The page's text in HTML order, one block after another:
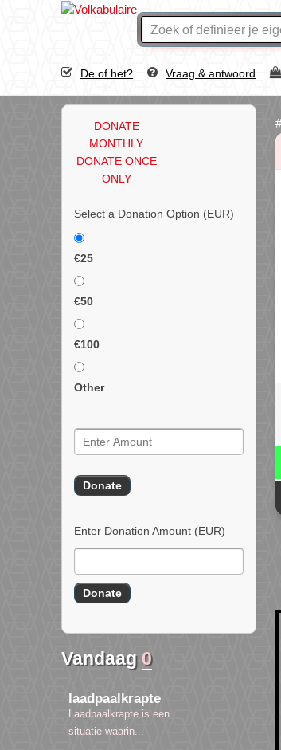
De of het? Vraag & antwoord
DONATE
MONTHLY
DONATE ONCE
ONLY
Select a Donation Option (EUR)
€25
€50
€100
Other
Enter Donation Amount (EUR)
Vandaag 0
laadpaalkrapte
Laadpaalkrapte is een
situatie waarin...